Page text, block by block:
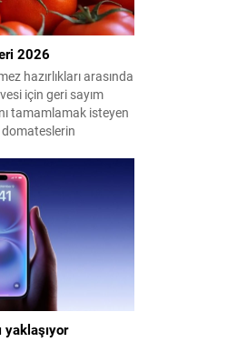
2026
hazırlıkları arasında
için geri sayım
tamamlamak isteyen
2026'da konserve
çıkacak? İşte en
yaklaşıyor